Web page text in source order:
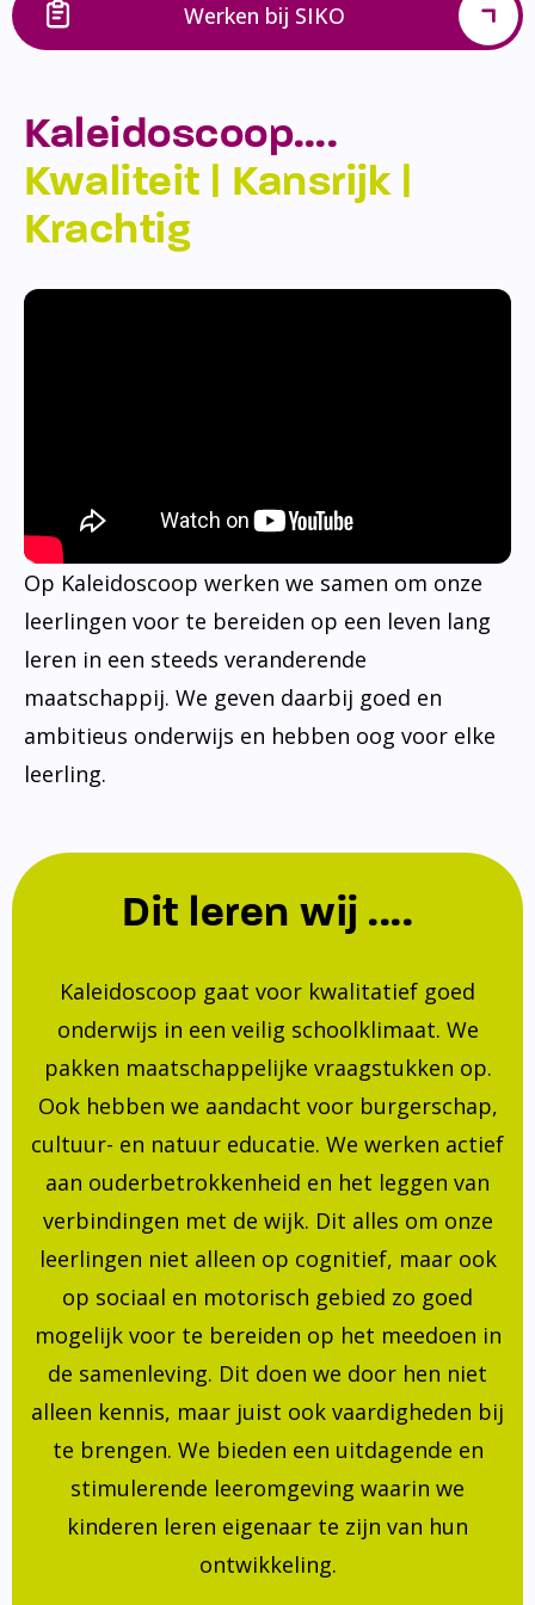
Werken bij SIKO
Kaleidoscoop….
Kwaliteit | Kansrijk |
Krachtig
Op Kaleidoscoop werken we samen om onze
leerlingen voor te bereiden op een leven lang
leren in een steeds veranderende
maatschappij. We geven daarbij goed en
ambitieus onderwijs en hebben oog voor elke
leerling.
Dit leren wij ....
Kaleidoscoop gaat voor kwalitatief goed
onderwijs in een veilig schoolklimaat. We
pakken maatschappelijke vraagstukken op.
Ook hebben we aandacht voor burgerschap,
cultuur- en natuur educatie. We werken actief
aan ouderbetrokkenheid en het leggen van
verbindingen met de wijk. Dit alles om onze
leerlingen niet alleen op cognitief, maar ook
op sociaal en motorisch gebied zo goed
mogelijk voor te bereiden op het meedoen in
de samenleving. Dit doen we door hen niet
alleen kennis, maar juist ook vaardigheden bij
te brengen. We bieden een uitdagende en
stimulerende leeromgeving waarin we
kinderen leren eigenaar te zijn van hun
ontwikkeling.